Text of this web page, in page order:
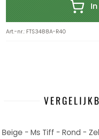
Art.-nr.: FTS3488A-R40